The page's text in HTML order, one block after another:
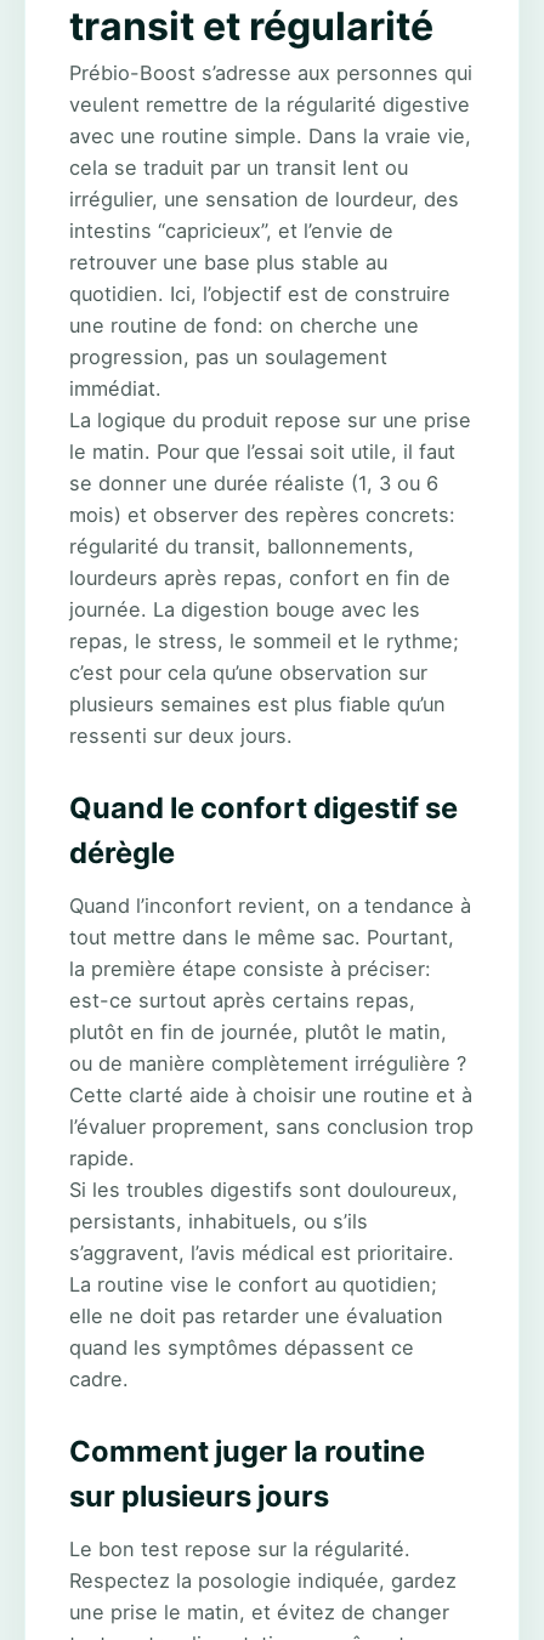
transit et régularité
Prébio-Boost s’adresse aux personnes qui
veulent remettre de la régularité digestive
avec une routine simple. Dans la vraie vie,
cela se traduit par un transit lent ou
irrégulier, une sensation de lourdeur, des
intestins “capricieux”, et l’envie de
retrouver une base plus stable au
quotidien. Ici, l’objectif est de construire
une routine de fond: on cherche une
progression, pas un soulagement
immédiat.
La logique du produit repose sur une prise
le matin. Pour que l’essai soit utile, il faut
se donner une durée réaliste (1, 3 ou 6
mois) et observer des repères concrets:
régularité du transit, ballonnements,
lourdeurs après repas, confort en fin de
journée. La digestion bouge avec les
repas, le stress, le sommeil et le rythme;
c’est pour cela qu’une observation sur
plusieurs semaines est plus fiable qu’un
ressenti sur deux jours.
Quand le confort digestif se
dérègle
Quand l’inconfort revient, on a tendance à
tout mettre dans le même sac. Pourtant,
la première étape consiste à préciser:
est-ce surtout après certains repas,
plutôt en fin de journée, plutôt le matin,
ou de manière complètement irrégulière ?
Cette clarté aide à choisir une routine et à
l’évaluer proprement, sans conclusion trop
rapide.
Si les troubles digestifs sont douloureux,
persistants, inhabituels, ou s’ils
s’aggravent, l’avis médical est prioritaire.
La routine vise le confort au quotidien;
elle ne doit pas retarder une évaluation
quand les symptômes dépassent ce
cadre.
Comment juger la routine
sur plusieurs jours
Le bon test repose sur la régularité.
Respectez la posologie indiquée, gardez
une prise le matin, et évitez de changer